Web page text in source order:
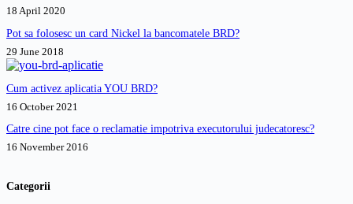
18 April 2020
Pot sa folosesc un card Nickel la bancomatele BRD?
29 June 2018
Cum activez aplicatia YOU BRD?
16 October 2021
Catre cine pot face o reclamatie impotriva executorului judecatoresc?
16 November 2016
Categorii